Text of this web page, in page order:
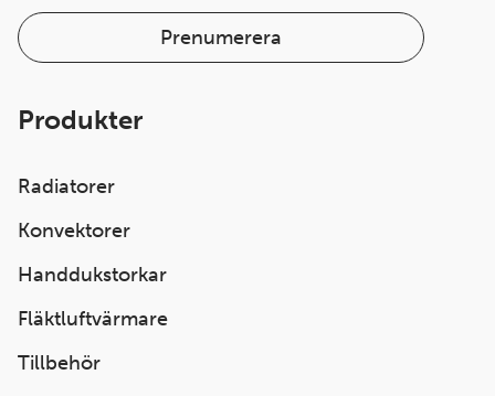
Prenumerera
Produkter
Radiatorer
Konvektorer
Handdukstorkar
Fläktluftvärmare
Tillbehör